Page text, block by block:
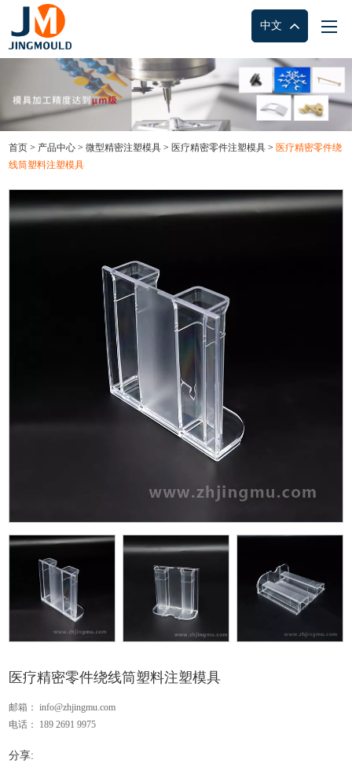
中文
首页 > 产品中心 >微型精密注塑模具 >医疗精密零件注塑模具 >医疗精密零件绕
线筒塑料注塑模具
医疗精密零件绕线筒塑料注塑模具
邮箱：info@zhjingmu.com
电话： 189 2691 9975
分享: